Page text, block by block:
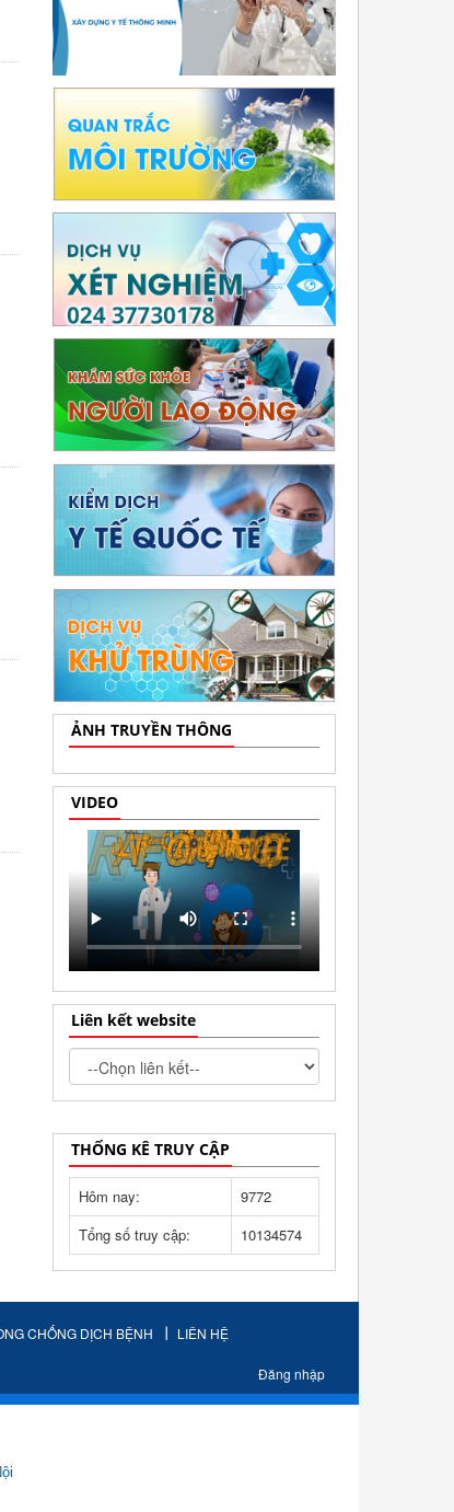
ẢNH TRUYỀN THÔNG
VIDEO
Liên kết website
THỐNG KÊ TRUY CẬP
Hôm nay:
9772
Tổng số truy cập:
10134574
CHỐNG DỊCH BỆNH LIÊN HỆ
Đăng nhập